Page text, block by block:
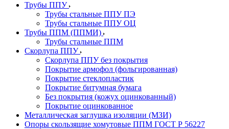
Трубы ППУ
Трубы стальные ППУ ПЭ
Трубы стальные ППУ ОЦ
Трубы ППМ (ППМИ)
Трубы стальные ППМ
Скорлупа ППУ
Скорлупа ППУ без покрытия
Покрытие армофол (фольгированная)
Покрытие стеклопластик
Покрытие битумная бумага
Без покрытия (кожух оцинкованный)
Покрытие оцинкованное
Металлическая заглушка изоляции (МЗИ)
Опоры скользящие хомутовые ППМ ГОСТ Р 56227